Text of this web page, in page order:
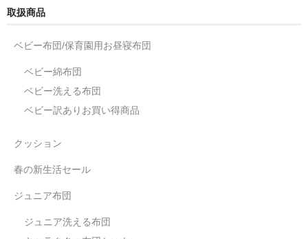
取扱商品
ベビー布団/保育園用お昼寝布団
ベビー綿布団
ベビー洗える布団
ベビー訳ありお買い得商品
クッション
春の新生活セール
ジュニア布団
ジュニア洗える布団